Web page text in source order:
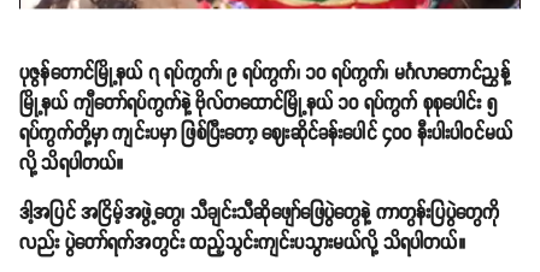
ပုဇွန်တောင်မြို့နယ် ၇ ရပ်ကွက်၊ ၉ ရပ်ကွက်၊ ၁၀ ရပ်ကွက်၊ မင်္ဂလာတောင်ညွှန့်
မြို့နယ် ကျီတော်ရပ်ကွက်နဲ့ ဗိုလ်တထောင်မြို့နယ် ၁၀ ရပ်ကွက် စုစုပေါင်း ၅
ရပ်ကွက်တို့မှာ ကျင်းပမှာ ဖြစ်ပြီးတော့ ဈေးဆိုင်ခန်းပေါင် ၄၀၀ နီးပါးပါဝင်မယ်
လို့ သိရပါတယ်။
ဒါ့အပြင် အငြိမ့်အဖွဲ့တွေ၊ သီချင်းသီဆိုဖျော်ဖြေပွဲတွေနဲ့ ကာတွန်းပြပွဲတွေကို
လည်း ပွဲတော်ရက်အတွင်း ထည့်သွင်းကျင်းပသွားမယ်လို့ သိရပါတယ်။